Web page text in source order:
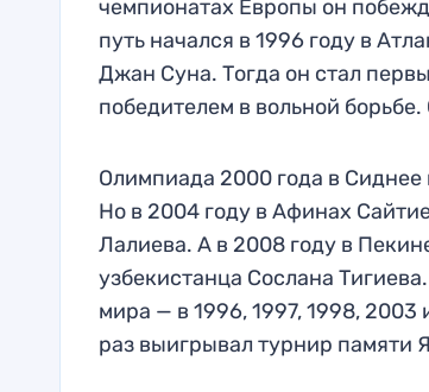
чемпионатах Европы он
путь начался в 1996 году в
Джан Суна. Тогда он стал
победителем в вольной
Олимпиада 2000 года в
Но в 2004 году в Афинах
Лалиева. А в 2008 году в
узбекистанца Сослана
мира — в 1996, 1997, 1998,
раз выигрывал турнир памяти